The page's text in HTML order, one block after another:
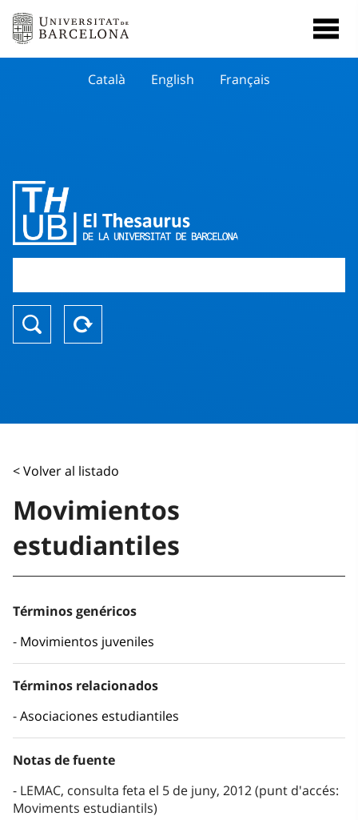
Català English Français
< Volver al listado
Movimientos
estudiantiles
Términos genéricos
Movimientos juveniles
Términos relacionados
Asociaciones estudiantiles
Notas de fuente
LEMAC, consulta feta el 5 de juny, 2012 (punt d'accés:
Moviments estudiantils)